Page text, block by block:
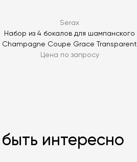
Serax
Набор из 4 бокалов для шампанского
Champagne Coupe Grace Transparent
Цена по запросу
интересно